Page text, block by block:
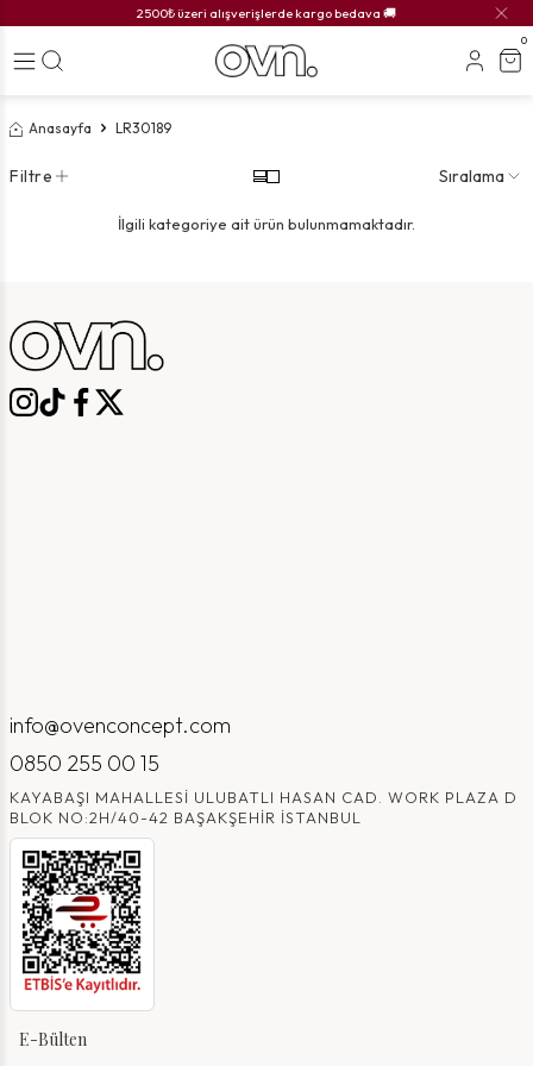
2500₺ üzeri alışverişlerde kargo bedava 🚚
0
Anasayfa LR30189
Filtre Sıralama
İlgili kategoriye ait ürün bulunmamaktadır.
info@ovenconcept.com
0850 255 00 15
KAYABAŞI MAHALLESI ULUBATLI HASAN CAD. WORK PLAZA D
BLOK NO:2H/40-42 BAŞAKŞEHIR İSTANBUL
E-Bülten